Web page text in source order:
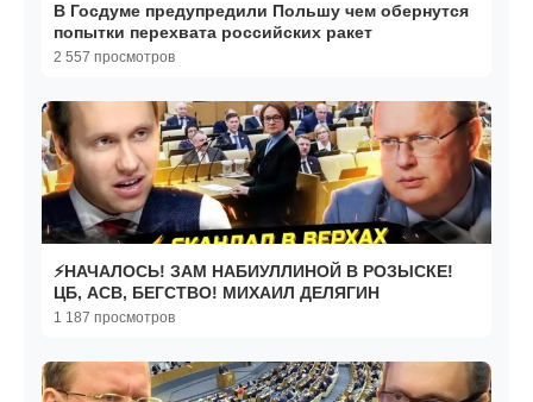
В Госдуме предупредили Польшу чем обернутся
попытки перехвата российских ракет
2 557 просмотров
⚡НАЧАЛОСЬ! ЗАМ НАБИУЛЛИНОЙ В РОЗЫСКЕ!
ЦБ, АСВ, БЕГСТВО! МИХАИЛ ДЕЛЯГИН
1 187 просмотров